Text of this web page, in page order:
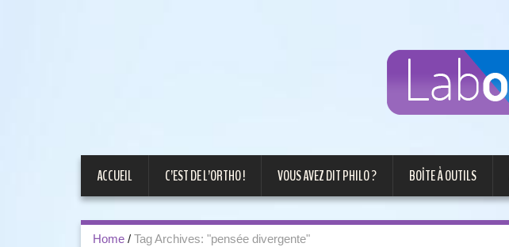
ACCUEIL C’EST DE L’ORTHO ! VOUS AVEZ DIT PHILO ? BOÎTE À OUTILS
Home / Tag Archives: "pensée divergente"